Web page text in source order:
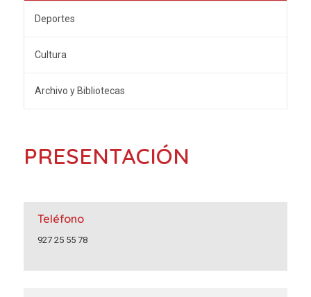
Deportes
Cultura
Archivo y Bibliotecas
PRESENTACIÓN
Teléfono
927 25 55 78